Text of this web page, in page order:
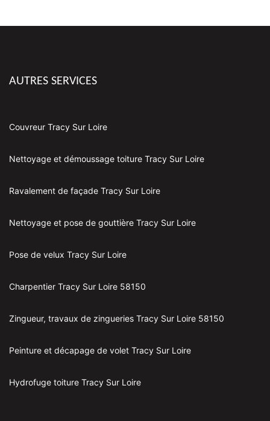
AUTRES SERVICES
Couvreur Tracy Sur Loire
Nettoyage et démoussage toiture Tracy Sur Loire
Ravalement de façade Tracy Sur Loire
Nettoyage et pose de gouttière Tracy Sur Loire
Pose de velux Tracy Sur Loire
Charpentier Tracy Sur Loire 58150
Zingueur, travaux de zingueries Tracy Sur Loire 58150
Peinture et décapage de volet Tracy Sur Loire
Hydrofuge toiture Tracy Sur Loire